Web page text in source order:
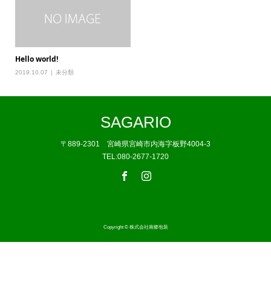
Hello world!
2019.10.07 未分類
SAGARIO
〒889-2301 宮崎県宮崎市内海字板野4004-3
TEL:080-2677-1720
Copyright © 株式会社南郷包装